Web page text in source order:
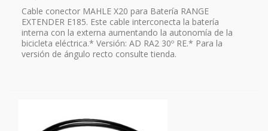
Cable conector MAHLE X20 para Batería RANGE
EXTENDER E185. Este cable interconecta la batería
interna con la externa aumentando la autonomía de la
bicicleta eléctrica.* Versión: AD RA2 30º RE.* Para la
versión de ángulo recto consulte tienda.